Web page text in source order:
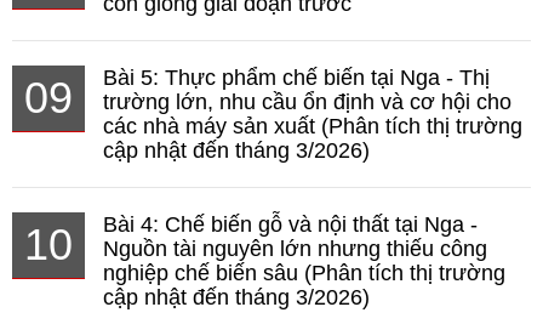
09
Bài 5: Thực phẩm chế biến tại Nga - Thị
trường lớn, nhu cầu ổn định và cơ hội cho
các nhà máy sản xuất (Phân tích thị trường
cập nhật đến tháng 3/2026)
10
Bài 4: Chế biến gỗ và nội thất tại Nga -
Nguồn tài nguyên lớn nhưng thiếu công
nghiệp chế biến sâu (Phân tích thị trường
cập nhật đến tháng 3/2026)